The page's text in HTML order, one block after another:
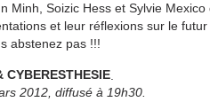
Minh, Soizic Hess et Sylvie Mexico
et leur réflexions sur le futur
abstenez pas !!!
2012, diffusé à 19h30.